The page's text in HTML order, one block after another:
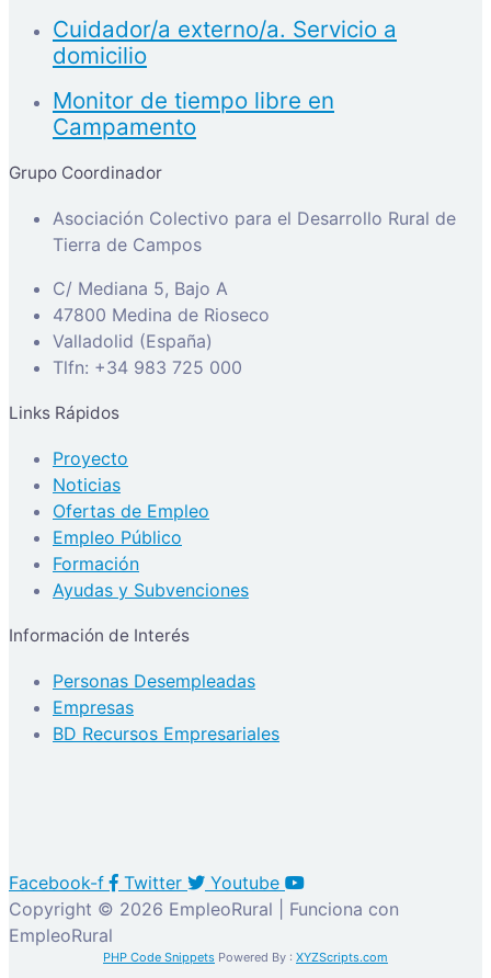
Cuidador/a externo/a. Servicio a
domicilio
Monitor de tiempo libre en
Campamento
Grupo Coordinador
Asociación Colectivo para el Desarrollo Rural de
Tierra de Campos
C/ Mediana 5, Bajo A
47800 Medina de Rioseco
Valladolid (España)
Tlfn: +34 983 725 000
Links Rápidos
Proyecto
Noticias
Ofertas de Empleo
Empleo Público
Formación
Ayudas y Subvenciones
Información de Interés
Personas Desempleadas
Empresas
BD Recursos Empresariales
Facebook-f Twitter
Youtube
Copyright © 2026 EmpleoRural | Funciona con
EmpleoRural
PHP Code Snippets Powered By : XYZScripts.com